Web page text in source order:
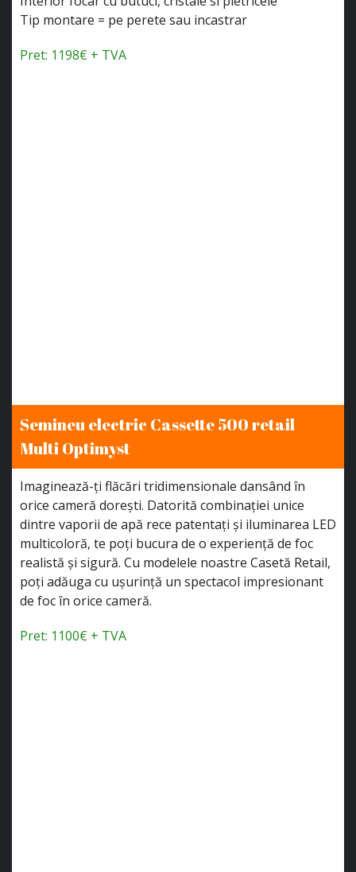
Tip montare = pe perete sau incastrar
Pret: 1198€ + TVA
Semineu electric Cassette 500 retail
Multi Optimyst
Imaginează-ți flăcări tridimensionale dansând în
orice cameră dorești. Datorită combinației unice
dintre vaporii de apă rece patentați și iluminarea LED
multicoloră, te poți bucura de o experiență de foc
realistă și sigură. Cu modelele noastre Casetă Retail,
poți adăuga cu ușurință un spectacol impresionant
de foc în orice cameră.
Pret: 1100€ + TVA